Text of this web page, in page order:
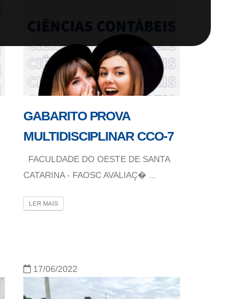
GABARITO PROVA
MULTIDISCIPLINAR CCO-7
FACULDADE DO OESTE DE SANTA
CATARINA - FAOSC AVALIAÇ� ...
LER MAIS
17/06/2022